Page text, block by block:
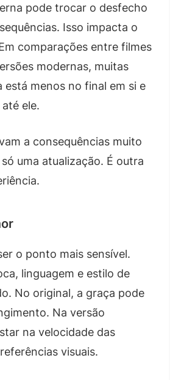
pode trocar o desfecho
Isso impacta o
comparações entre filmes
modernas, muitas
está menos no final em si e
ele.
a consequências muito
uma atualização. É outra
o ponto mais sensível.
linguagem e estilo de
No original, a graça pode
Na versão
na velocidade das
visuais.